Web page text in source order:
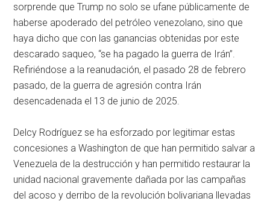
sorprende que Trump no solo se ufane públicamente de
haberse apoderado del petróleo venezolano, sino que
haya dicho que con las ganancias obtenidas por este
descarado saqueo, “se ha pagado la guerra de Irán”.
Refiriéndose a la reanudación, el pasado 28 de febrero
pasado, de la guerra de agresión contra Irán
desencadenada el 13 de junio de 2025.
Delcy Rodríguez se ha esforzado por legitimar estas
concesiones a Washington de que han permitido salvar a
Venezuela de la destrucción y han permitido restaurar la
unidad nacional gravemente dañada por las campañas
del acoso y derribo de la revolución bolivariana llevadas